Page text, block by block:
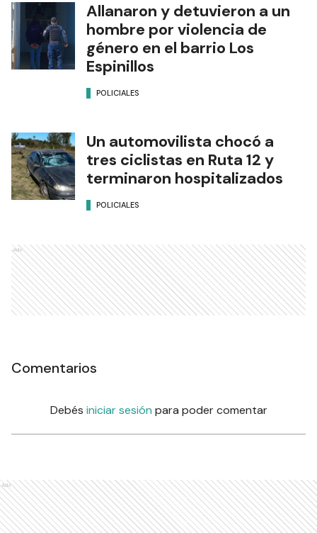
Allanaron y detuvieron a un
hombre por violencia de
género en el barrio Los
Espinillos
POLICIALES
Un automovilista chocó a
tres ciclistas en Ruta 12 y
terminaron hospitalizados
POLICIALES
Ads
Comentarios
Debés iniciar sesión para poder comentar
Ads